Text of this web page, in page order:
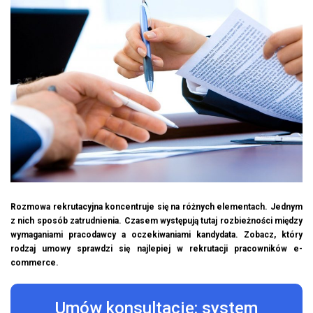
Rozmowa rekrutacyjna koncentruje się na różnych elementach. Jednym
z nich sposób zatrudnienia. Czasem występują tutaj rozbieżności między
wymaganiami pracodawcy a oczekiwaniami kandydata. Zobacz, który
rodzaj umowy sprawdzi się najlepiej w rekrutacji pracowników e-
commerce.
Umów konsultację: system